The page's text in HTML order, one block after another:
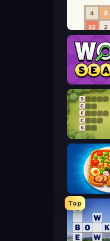
2048
Daily Word
Crocword
Culinary
Top